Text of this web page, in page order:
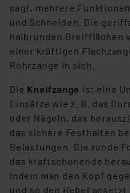
sagt, mehrere
und Schneiden. Die
halbrunden Greifflächen
einer kräftigen
Rohrzange in sich.
Die Kneifzange ist eine
Einsätze wie z. B. das
oder Nägeln, das
das sichere Festhalten
Belastungen. Die runde
das kraftschonende
indem man den Kopf
und so den Hebel ansetzt.